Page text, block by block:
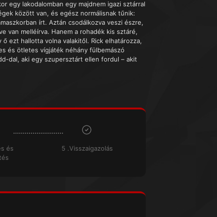
egy lakodalomban egy majdnem igazi sztárral
között van, és egész normálisnak tűnik:
írt. Aztán csodálkozva veszi észre,
van melléírva. Hanem a rohadék kis sztáré,
ezt hallotta volna valakitől. Rick elhatározza,
és ötletes vígjáték néhány fülbemászó
dal, aki egy szupersztárt ellen fordul – akit
és
5 .Visszaigazolás